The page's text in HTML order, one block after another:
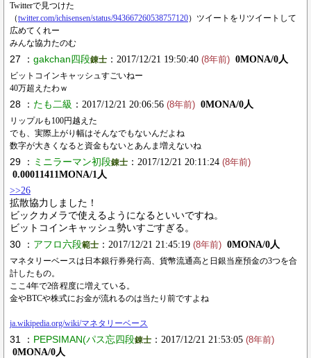
Twitterで見つけた
（twitter.com/ichisensen/status/943667260538757120）ツイートをリツイートして
広めてくれー
みんな協力たのむ
27 ： gakchan四段錬士 ：2017/12/21 19:50:40 (8年前) 0MONA/0人
ビットコインキャッシュすごいねー
40万超えたわｗ
28 ： たも二級 ：2017/12/21 20:06:56 (8年前) 0MONA/0人
リップルも100円越えた
でも、実際上がり幅はそんなでもないんだよね
数字が大きくなると資金もないとあんま増えないね
29 ： ミニラーマン初段錬士 ：2017/12/21 20:11:24 (8年前)
0.00011411MONA/1人
>>26
拡散協力しました！
ビックカメラで使えるようになるといいですね。
ビットコインキャッシュ勢いすごすぎる。
30 ： アフロ六段範士 ：2017/12/21 21:45:19 (8年前) 0MONA/0人
マネタリーベースは日本銀行券発行高、貨幣流通高と日銀当座預金の3つを合
計したもの。
ここ4年で2倍程度に増えている。
金やBTCや株式にお金が流れるのは当たり前ですよね
ja.wikipedia.org/wiki/マネタリーベース
31 ： PEPSIMAN(パス忘四段錬士 ：2017/12/21 21:53:05 (8年前)
0MONA/0人